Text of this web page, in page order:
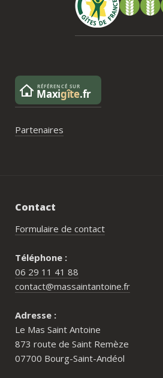
pas posé de véritable
serait un vrai plus à l’avenir.
Partenaires
Contact
Formulaire de contact
Téléphone :
06 29 11 41 88
contact@massaintantoine.fr
Adresse :
Le Mas Saint Antoine
873 route de Saint Remèze
07700 Bourg-Saint-Andéol